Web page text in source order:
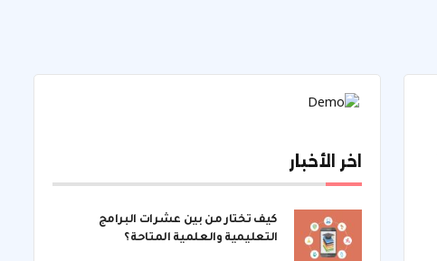
اخر الأخبار
كيف تختار من بين عشرات البرامج
التعليمية والعلمية المتاحة؟